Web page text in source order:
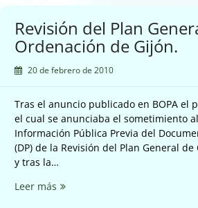
Revisión del Plan
Ordenación de Gijón.
20 de febrero de 2010
Tras el anuncio publicado en BOPA el
el cual se anunciaba el sometimiento
Información Pública Previa del
(DP) de la Revisión del Plan General
y tras la…
Leer más Revisión